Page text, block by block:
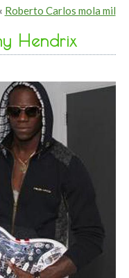
Roberto Carlos mola mil
Hendrix